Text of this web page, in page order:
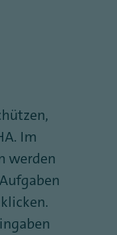
Im
werden